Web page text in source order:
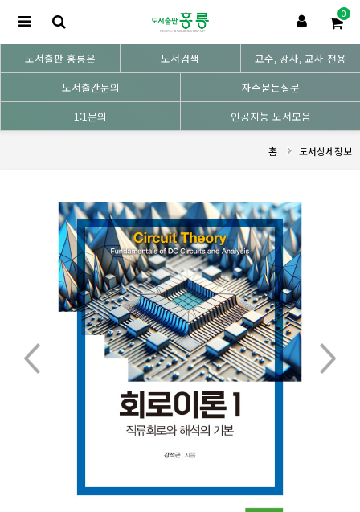
0
도서출판 홍릉은 도서검색
교수, 강사, 교사 전용
도서출간문의
자주묻는질문
1:1문의
인공지능 도서모음
홈 도서상세정보